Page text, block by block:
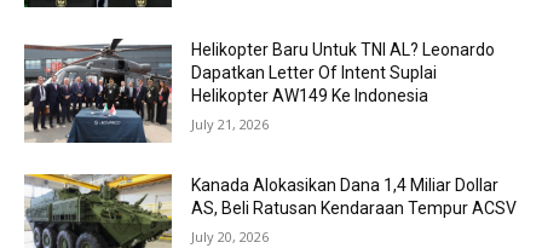
Helikopter Baru Untuk TNI AL? Leonardo
Dapatkan Letter Of Intent Suplai
Helikopter AW149 Ke Indonesia
July 21, 2026
Kanada Alokasikan Dana 1,4 Miliar Dollar
AS, Beli Ratusan Kendaraan Tempur ACSV
July 20, 2026